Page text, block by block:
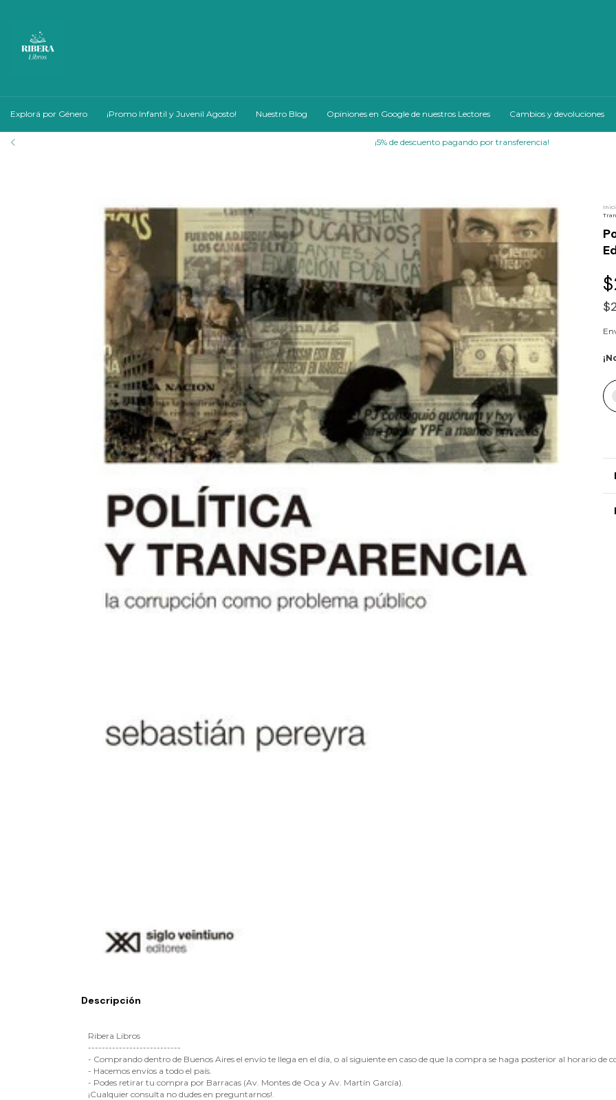
pagando por transferencia!
Explorá por Género ¡Promo Infantil y Juvenil Agosto! Nuestro Blog Opiniones en Google de nuestros Lectores Cambios y devoluciones
Descripción
Ribera Libros
---------------------------
- Comprando dentro de Buenos Aires el envío te llega en el día, o al siguiente en caso de que la compra se haga posterior al horario de
- Hacemos envíos a todo el país.
- Podes retirar tu compra por Barracas (Av. Montes de Oca y Av. Martín García).
¡Cualquier consulta no dudes en preguntarnos!.